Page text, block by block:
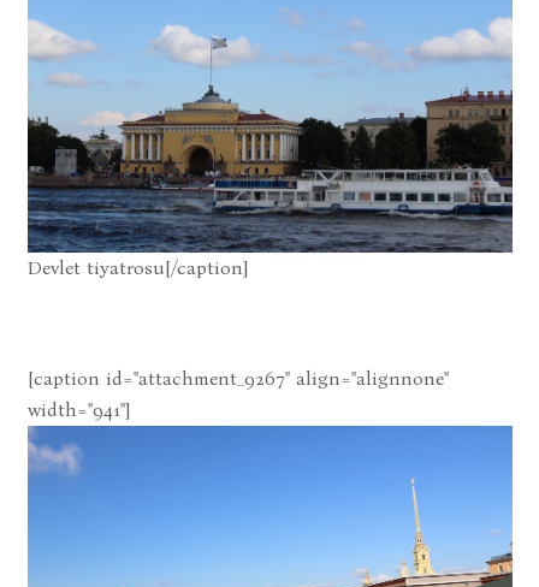
Devlet tiyatrosu[/caption]
[caption id="attachment_9267" align="alignnone"
width="941"]